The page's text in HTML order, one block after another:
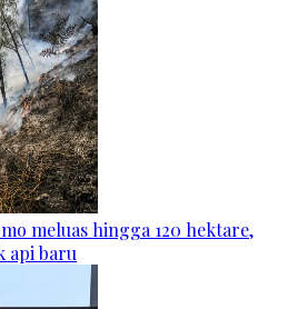
meluas hingga 120 hektare,
api baru